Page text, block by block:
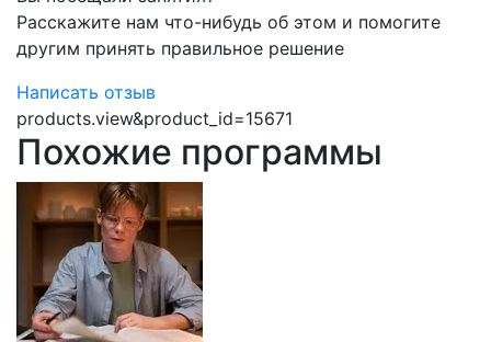
Расскажите нам что-нибудь об этом и помогите
другим принять правильное решение
Написать отзыв
products.view&product_id=15671
Похожие программы